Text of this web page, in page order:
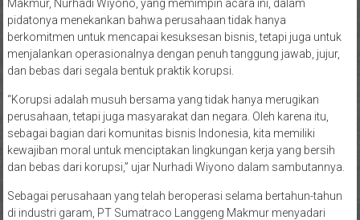
Makmur, Nurhadi Wiyono, yang memimpin acara ini, dalam
pidatonya menekankan bahwa perusahaan tidak hanya
berkomitmen untuk mencapai kesuksesan bisnis, tetapi juga untuk
menjalankan operasionalnya dengan penuh tanggung jawab, jujur,
dan bebas dari segala bentuk praktik korupsi.
“Korupsi adalah musuh bersama yang tidak hanya merugikan
perusahaan, tetapi juga masyarakat dan negara. Oleh karena itu,
sebagai bagian dari komunitas bisnis Indonesia, kita memiliki
kewajiban moral untuk menciptakan lingkungan kerja yang bersih
dan bebas dari korupsi,” ujar Nurhadi Wiyono dalam sambutannya.
Sebagai perusahaan yang telah beroperasi selama bertahun-tahun
di industri garam, PT Sumatraco Langgeng Makmur menyadari